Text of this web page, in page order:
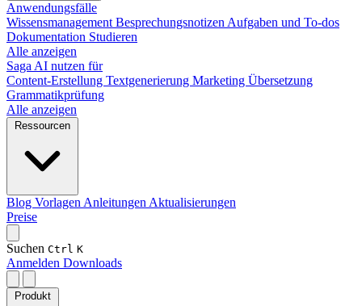
Anwendungsfälle
Wissensmanagement Besprechungsnotizen Aufgaben und To-dos
Dokumentation Studieren
Alle anzeigen
Saga AI nutzen für
Content-Erstellung Textgenerierung Marketing Übersetzung
Grammatikprüfung
Alle anzeigen
Blog Vorlagen Anleitungen Aktualisierungen
Preise
Suchen Ctrl K
Anmelden Downloads